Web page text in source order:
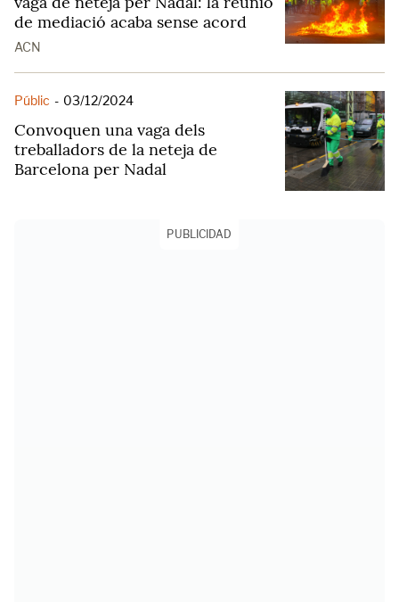
de mediació acaba sense acord
ACN
Públic - 03/12/2024
Convoquen una vaga dels
treballadors de la neteja de
Barcelona per Nadal
PUBLICIDAD